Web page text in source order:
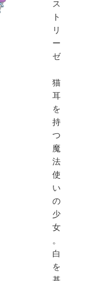
ス
ト
リ
ー
ゼ
猫
耳
を
持
つ
魔
法
使
い
の
少
女
。
白
を